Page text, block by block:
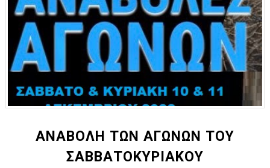
ΑΝΑΒΟΛΗ ΤΩΝ ΑΓΩΝΩΝ ΤΟΥ
ΣΑΒΒΑΤΟΚΥΡΙΑΚΟΥ